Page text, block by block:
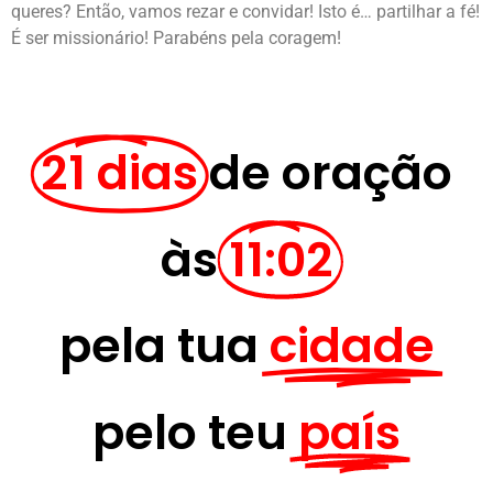
queres? Então, vamos rezar e convidar! Isto é… partilhar a fé!
É ser missionário! Parabéns pela coragem!
21 diasde oração
às11:02
pela tua cidade
pelo teu país